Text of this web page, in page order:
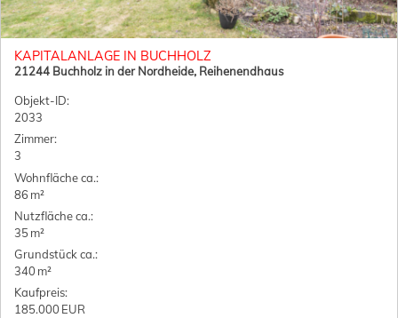
KAPITALANLAGE IN BUCHHOLZ
21244 Buchholz in der Nordheide, Reihenendhaus
Objekt-ID:
2033
Zimmer:
3
Wohnfläche ca.:
86 m²
Nutzfläche ca.:
35 m²
Grund­stück ca.:
340 m²
Kaufpreis:
185.000 EUR